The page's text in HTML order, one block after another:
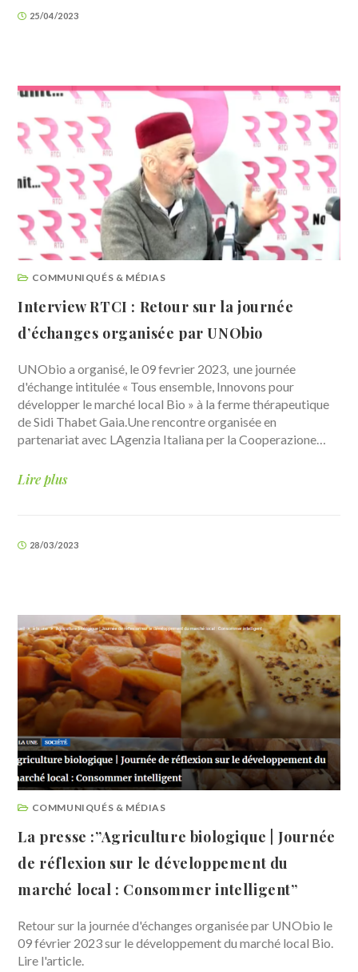
25/04/2023
COMMUNIQUÉS & MÉDIAS
Interview RTCI : Retour sur la journée
d’échanges organisée par UNObio
UNObio a organisé, le 09 fevrier 2023, une journée
d'échange intitulée « Tous ensemble, Innovons pour
développer le marché local Bio » à la ferme thérapeutique
de Sidi Thabet Gaia.Une rencontre organisée en
partenariat avec LAgenzia Italiana per la Cooperazione…
Lire plus
28/03/2023
COMMUNIQUÉS & MÉDIAS
La presse :”Agriculture biologique | Journée
de réflexion sur le développement du
marché local : Consommer intelligent”
Retour sur la journée d'échanges organisée par UNObio le
09 février 2023 sur le développement du marché local Bio.
Lire l'article.